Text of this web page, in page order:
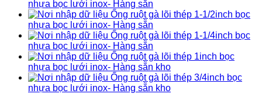
nhựa bọc lưới inox- Hàng sẵn
Ống ruột gà lõi thép 1-1/2inch bọc
nhựa bọc lưới inox- Hàng sẵn
Ống ruột gà lõi thép 1-1/4inch bọc
nhựa bọc lưới inox- Hàng sẵn
Ống ruột gà lõi thép 1inch bọc
nhựa bọc lưới inox- Hàng sẵn kho
Ống ruột gà lõi thép 3/4inch bọc
nhựa bọc lưới inox- Hàng sẵn kho